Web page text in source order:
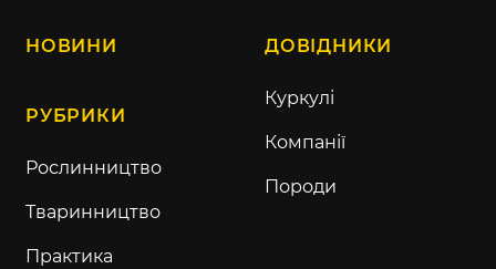
НОВИНИ
РУБРИКИ
Рослинництво
Тваринництво
Практика
ДОВІДНИКИ
Куркулі
Компанії
Породи